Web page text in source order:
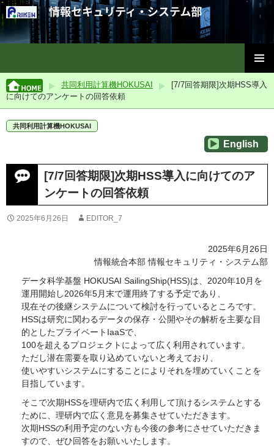
ニュー
ン
テ
ン
ツ
へ
共同利用計算機HOKUSAI
[7/7回答期限]次期HSS導入
に向けてのアンケートの回答依頼
共同利用計算機HOKUSAI
English
[7/7回答期限]次期HSS導入に向けてのア
ンケートの回答依頼
2025年6月26日 EDITOR_7
2025年6月26日
情報統合本部 情報セキュリティ・システム部
データ科学基盤 HOKUSAI SailingShip(HSS)は、2020年10月を
運用開始し2026年5月末で運用終了する予定であり、
現在その後継システムについて検討を行っているところです。
HSSは研究に関わるデータの保存・公開やその解析を主要な目
的としたプライベートIaaSで、
100を超えるプロジェクトによって広く利用されています。
ただし潜在需要を取り込めていないと考えており、
使いやすいシステムにすることによりそれを埋めていくことを
目指しています。
そこで次期HSSを理研内で広く利用して頂けるシステムとする
ために、理研内で広く意見を募集させていただきます。
次期HSSの利用予定のない方も今後の参考にさせていただきま
すので、ぜひ回答をお願いいたします。